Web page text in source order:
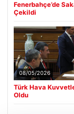
Fenerbahçe’de
Çekildi
08/05/2026
Türk Hava
Oldu